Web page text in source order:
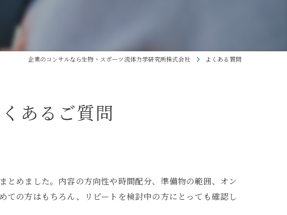
企業のコンサルなら生物・スポーツ流体力学研究所株式会社 よくある質問
あるご質問
めました。内容の方向性や時間配分、準備物の範囲、オン
の方はもちろん、リピートを検討中の方にとっても確認し